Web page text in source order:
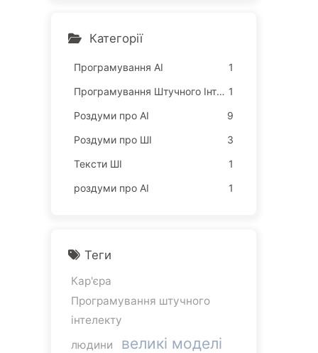
родати ваше вільний час
а імперія жорстко оціню
о вивчаємо AI166
Категорії
Програмування АІ
1
Програмування Штучного Інтелекту 1
Роздуми про AI
9
Роздуми про ШІ
3
Тексти ШІ
1
роздуми про AI
1
Теги
Кар'єра
Програмування штучного
інтелекту
людини
великі моделі